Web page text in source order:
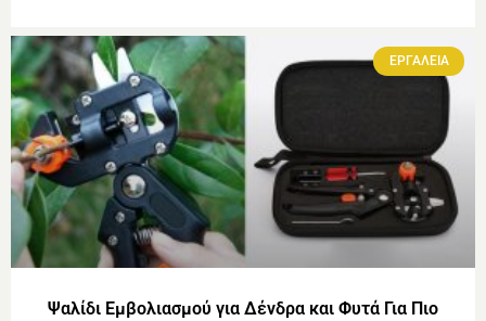
ΕΡΓΑΛΕΙΑ
Ψαλίδι Εμβολιασμού για Δένδρα και Φυτά Για Πιο